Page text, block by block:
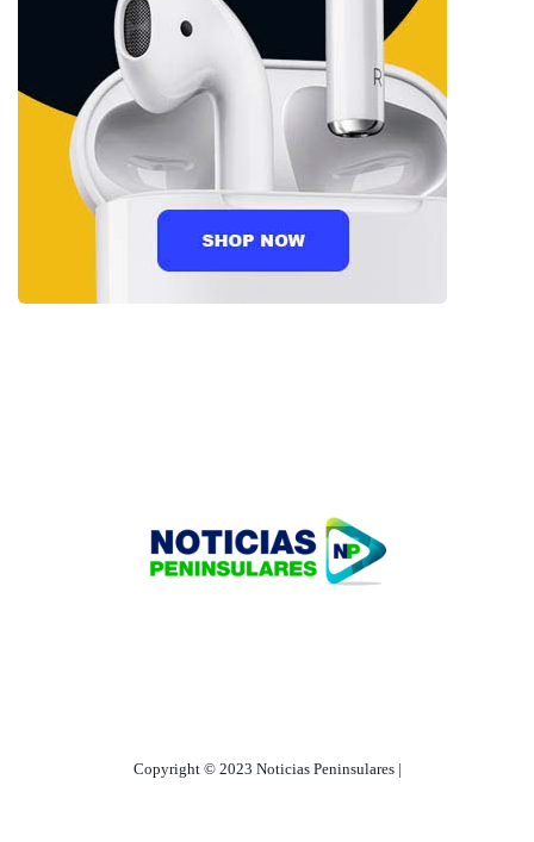
Copyright © 2023 Noticias Peninsulares |